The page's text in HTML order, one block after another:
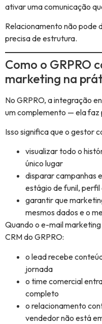
ativar uma comunicação
Relacionamento não pode
precisa de estrutura.
Como o GRPRO
marketing na
No GRPRO, a integração
um complemento — ela faz
Isso significa que o gestor
visualizar todo o
único lugar
disparar campanhas
estágio de funil,
garantir que
mesmos dados e o
Quando o e-mail
CRM do GRPRO:
o lead recebe
jornada
o time comercial
completo
o relacionamento
vendedor não está